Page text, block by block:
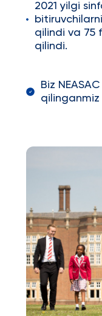
2021 yilgi
qilindi va 75
qilindi.
Biz
qilinganmiz